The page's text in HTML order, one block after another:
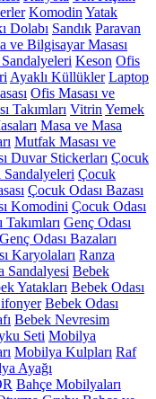
Komodin Yatak
Dolabı Sandık Paravan
ve Bilgisayar Masası
Keson Ofis
Ayaklı Küllükler Laptop
Ofis Masası ve
Takımları Vitrin Yemek
Masa ve Masa
Mutfak Masası ve
Duvar Stickerları Çocuk
Sandalyeleri Çocuk
Çocuk Odası Bazası
Komodini Çocuk Odası
Takımları Genç Odası
Genç Odası Bazaları
Karyolaları Ranza
Sandalyesi Bebek
Yatakları Bebek Odası
Bebek Odası
Bebek Nevresim
Seti Mobilya
Mobilya Kulpları Raf
Ayağı
Bahçe Mobilyaları